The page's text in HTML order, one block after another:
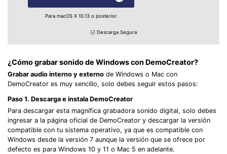
Para macOS X 10.13 o posterior
Descarga Segura
¿Cómo grabar sonido de Windows con DemoCreator?
Grabar audio interno y externo de Windows o Mac con
DemoCreator es muy sencillo, solo debes seguir estos pasos:
Paso 1. Descarga e instala DemoCreator
Para descargar esta magnífica grabadora sonido digital, solo debes
ingresar a la página oficial de DemoCreator y descargar la versión
compatible con tu sistema operativo, ya que es compatible con
Windows desde la versión 7 aunque la versión que se ofrece por
defecto es para Windows 10 y 11 o Mac 5 en adelante.